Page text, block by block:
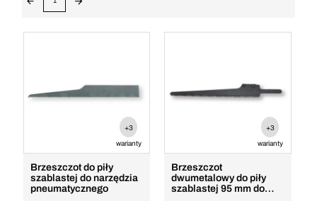
+3
warianty
Brzeszczot do piły
szablastej do narzędzia
pneumatycznego
+3
warianty
Brzeszczot
dwumetalowy do piły
szablastej 95 mm do